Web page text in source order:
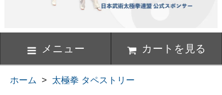
メニュー カートを見る
ホーム > 太極拳 タペストリー